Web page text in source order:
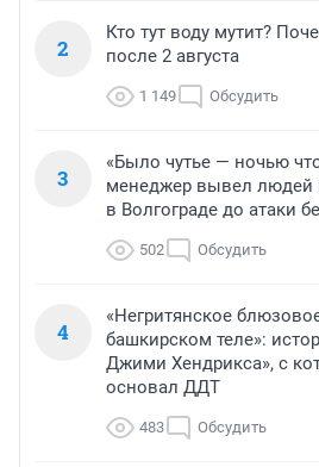
2
Кто тут воду мутит?
после 2 августа
1 149 Обсудить
3
«Было чутье — ночью
менеджер вывел людей
в Волгограде до атаки
502 Обсудить
4
«Негритянское
башкирском теле»:
Джими Хендрикса», с
основал ДДТ
483 Обсудить